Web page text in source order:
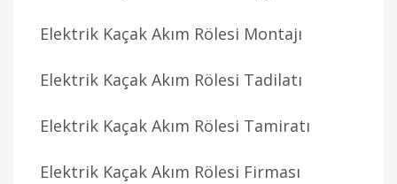
Elektrik Kaçak Akım Rölesi Montajı
Elektrik Kaçak Akım Rölesi Tadilatı
Elektrik Kaçak Akım Rölesi Tamiratı
Elektrik Kaçak Akım Rölesi Firması